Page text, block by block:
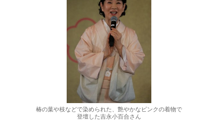
椿の葉や枝などで染められた、艶やかなピンクの着物で
登壇した吉永小百合さん